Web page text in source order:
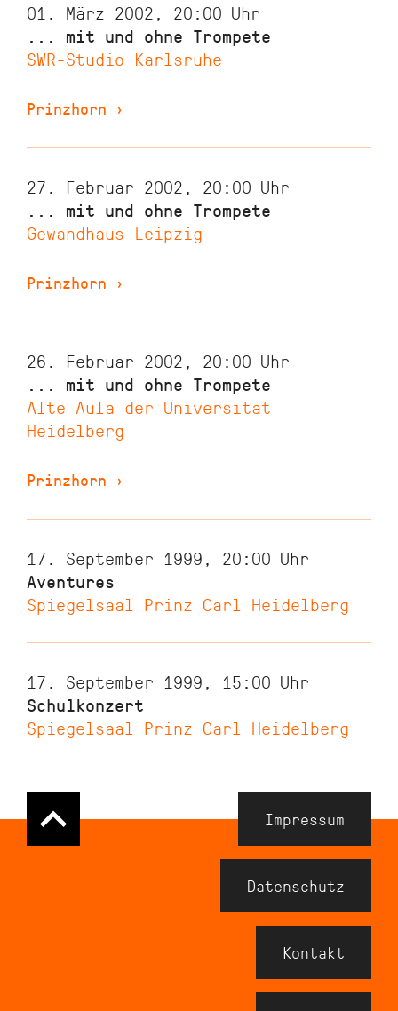
01. März 2002, 20:00 Uhr
... mit und ohne Trompete
SWR-Studio Karlsruhe
Prinzhorn ›
27. Februar 2002, 20:00 Uhr
... mit und ohne Trompete
Gewandhaus Leipzig
Prinzhorn ›
26. Februar 2002, 20:00 Uhr
... mit und ohne Trompete
Alte Aula der Universität
Heidelberg
Prinzhorn ›
17. September 1999, 20:00 Uhr
Aventures
Spiegelsaal Prinz Carl Heidelberg
17. September 1999, 15:00 Uhr
Schulkonzert
Spiegelsaal Prinz Carl Heidelberg
Navigation
Meta
Footer
Impressum
Datenschutz
Kontakt